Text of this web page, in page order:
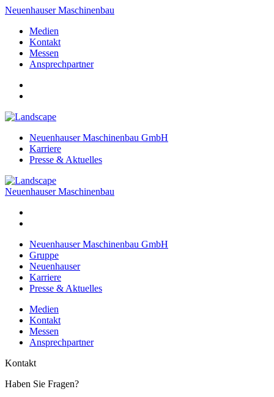
Neuenhauser Maschinenbau
Medien
Kontakt
Messen
Ansprechpartner
Neuenhauser Maschinenbau GmbH
Karriere
Presse & Aktuelles
Neuenhauser Maschinenbau
Neuenhauser Maschinenbau GmbH
Gruppe
Neuenhauser
Karriere
Presse & Aktuelles
Medien
Kontakt
Messen
Ansprechpartner
Kontakt
Haben Sie Fragen?